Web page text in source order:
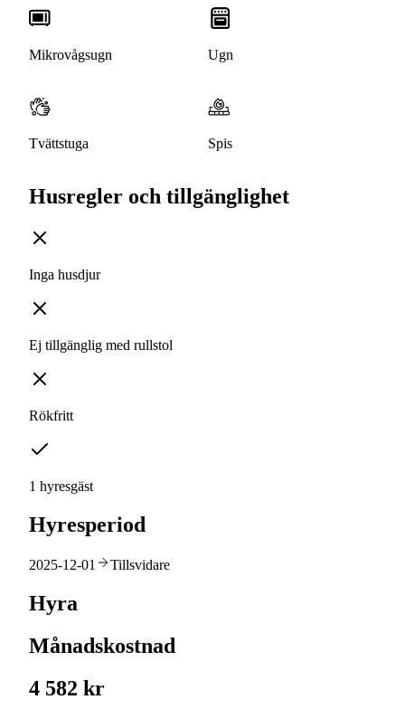
Mikrovågsugn Ugn
Tvättstuga Spis
Husregler och tillgänglighet
Inga husdjur
Ej tillgänglig med rullstol
Rökfritt
1 hyresgäst
Hyresperiod
2025-12-01 Tillsvidare
Hyra
Månadskostnad
4 582 kr